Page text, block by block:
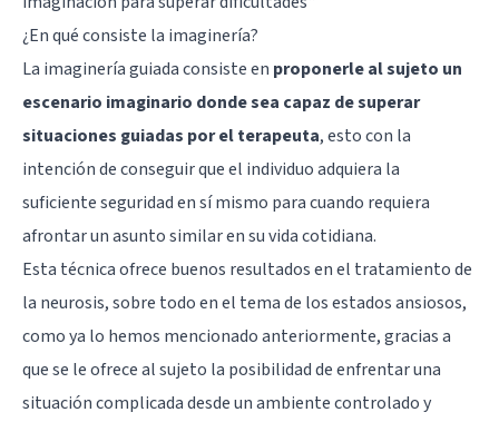
¿En qué consiste la imaginería?
La imaginería guiada consiste en proponerle al sujeto un
escenario imaginario donde sea capaz de superar
situaciones guiadas por el terapeuta, esto con la
intención de conseguir que el individuo adquiera la
suficiente seguridad en sí mismo para cuando requiera
afrontar un asunto similar en su vida cotidiana.
Esta técnica ofrece buenos resultados en el tratamiento de
la neurosis, sobre todo en el tema de los estados ansiosos,
como ya lo hemos mencionado anteriormente, gracias a
que se le ofrece al sujeto la posibilidad de enfrentar una
situación complicada desde un ambiente controlado y